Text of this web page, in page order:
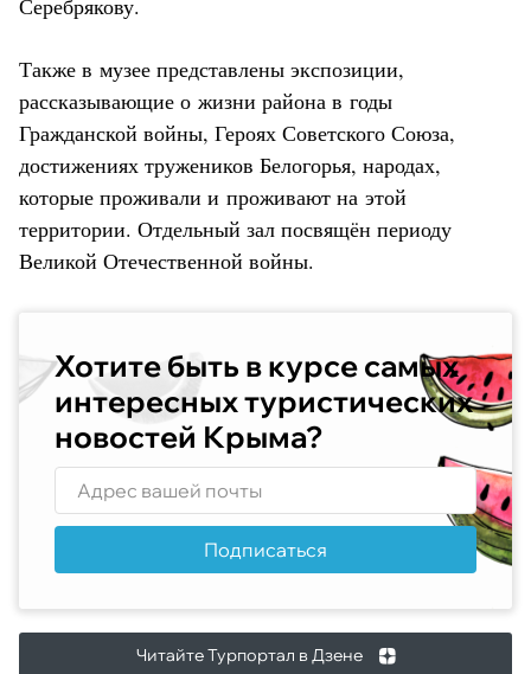
Серебрякову.
Также в музее представлены экспозиции,
рассказывающие о жизни района в годы
Гражданской войны, Героях Советского Союза,
достижениях тружеников Белогорья, народах,
которые проживали и проживают на этой
территории. Отдельный зал посвящён периоду
Великой Отечественной войны.
Хотите быть в курсе самых
интересных туристических
новостей Крыма?
Подписаться
Читайте Турпортал в Дзене